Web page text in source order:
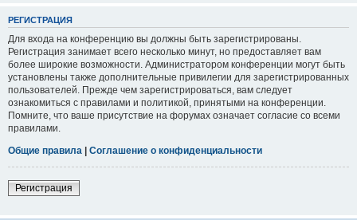
РЕГИСТРАЦИЯ
Для входа на конференцию вы должны быть зарегистрированы.
Регистрация занимает всего несколько минут, но предоставляет вам
более широкие возможности. Администратором конференции могут быть
установлены также дополнительные привилегии для зарегистрированных
пользователей. Прежде чем зарегистрироваться, вам следует
ознакомиться с правилами и политикой, принятыми на конференции.
Помните, что ваше присутствие на форумах означает согласие со всеми
правилами.
Общие правила | Соглашение о конфиденциальности
Регистрация